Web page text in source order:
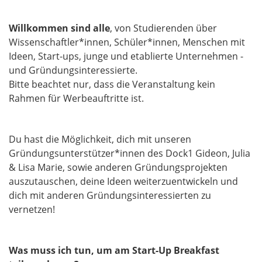
Willkommen sind alle, von Studierenden über
Wissenschaftler*innen, Schüler*innen, Menschen mit
Ideen, Start-ups, junge und etablierte Unternehmen -
und Gründungsinteressierte.
Bitte beachtet nur, dass die Veranstaltung kein
Rahmen für Werbeauftritte ist.
Du hast die Möglichkeit, dich mit unseren
Gründungsunterstützer*innen des Dock1 Gideon, Julia
& Lisa Marie, sowie anderen Gründungsprojekten
auszutauschen, deine Ideen weiterzuentwickeln und
dich mit anderen Gründungsinteressierten zu
vernetzen!
Was muss ich tun, um am Start-Up Breakfast